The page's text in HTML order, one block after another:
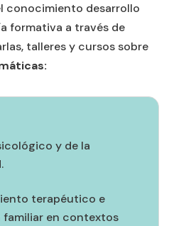
conocimiento desarrollo
formativa a través de
talleres y cursos sobre
y de la
terapéutico e
en contextos